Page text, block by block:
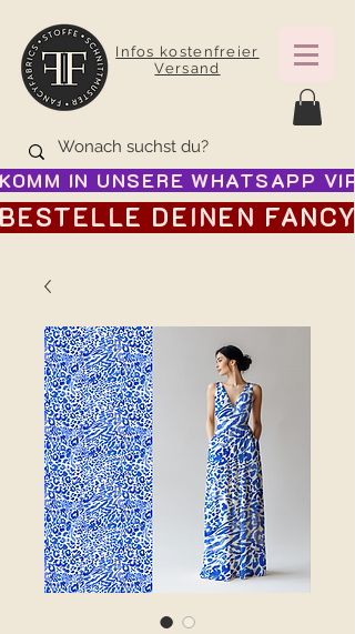
Infos kostenfreier
Versand
KOMM IN UNSERE WHATSAPP
BESTELLE DEINEN